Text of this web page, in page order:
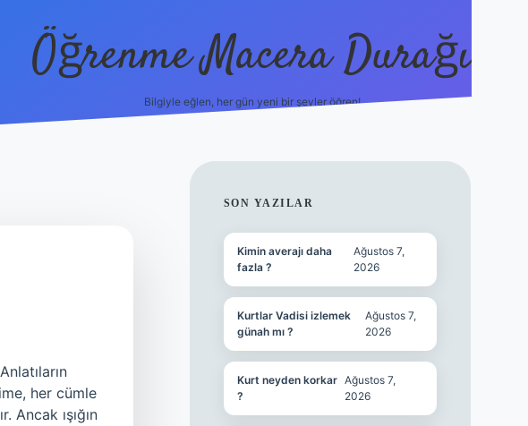
Öğrenme Macera Durağı
Bilgiyle eğlen, her gün yeni bir şeyler öğren!
her cümle
Ancak ışığın
SIDEBAR
SON YAZILAR
Kimin averajı daha
fazla ?
Ağustos 7,
2026
Kurtlar Vadisi izlemek
günah mı ?
Ağustos 7,
2026
Kurt neyden korkar
?
Ağustos 7,
2026